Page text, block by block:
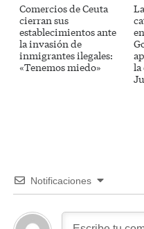
Comercios de Ceuta
cierran sus
establecimientos ante
la invasión de
inmigrantes ilegales:
«Tenemos miedo»
la
Notificaciones